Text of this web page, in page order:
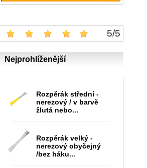
5/5
Nejprohlíženější
Rozpěrák střední -
nerezový / v barvě
žlutá nebo...
Rozpěrák velký -
nerezový obyčejný
/bez háku...